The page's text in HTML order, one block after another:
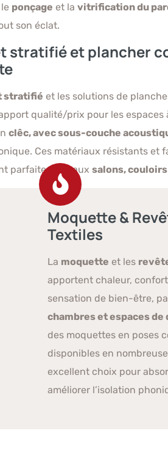
ponçage et lavitrification du
son éclat.
stratifié et plancher
stratifié et les solutions de
qualité/prix pour les espaces
clêc, avec sous-couche
Ces matériaux résistants et
parfaitement auxsalons,
Moquette &
Textiles
La moquette et les
apportent chaleur,
sensation de bien-être,
chambres et espaces de
des moquettes en poses
disponibles en
excellent choix pour
améliorer l’isolation